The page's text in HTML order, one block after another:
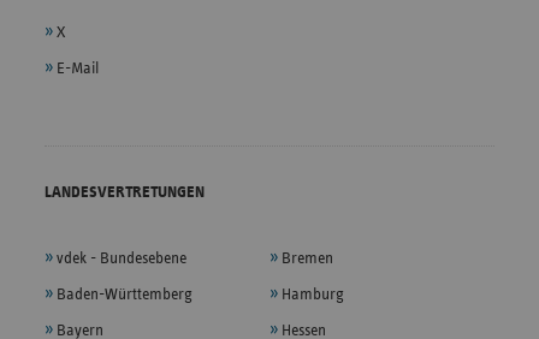
X
E-Mail
LANDESVERTRETUNGEN
vdek - Bundesebene
Baden-Württemberg
Bayern
Bremen
Hamburg
Hessen